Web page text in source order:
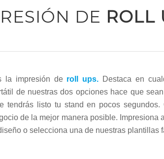
DE ROLL
la impresión de roll ups. Destaca en
de nuestras dos opciones hace que
tendrás listo tu stand en pocos
de la mejor manera posible. Impresiona
o selecciona una de nuestras plantillas